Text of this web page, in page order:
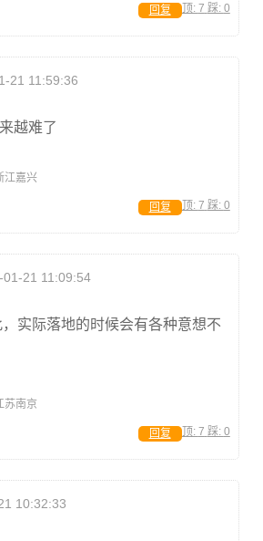
顶: 7 踩: 0
回复
21 11:59:36
越难了
江嘉兴
顶: 7 踩: 0
回复
01-21 11:09:54
实际落地的时候会有各种意想不
苏南京
顶: 7 踩: 0
回复
10:32:33